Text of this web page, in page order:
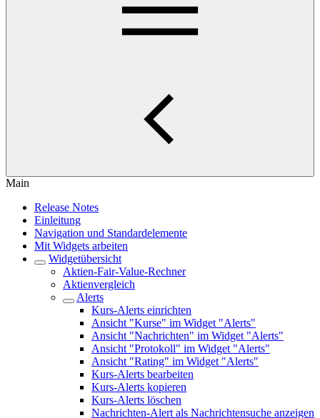
Main
Release Notes
Einleitung
Navigation und Standardelemente
Mit Widgets arbeiten
Widgetübersicht
Aktien-Fair-Value-Rechner
Aktienvergleich
Alerts
Kurs-Alerts einrichten
Ansicht "Kurse" im Widget "Alerts"
Ansicht "Nachrichten" im Widget "Alerts"
Ansicht "Protokoll" im Widget "Alerts"
Ansicht "Rating" im Widget "Alerts"
Kurs-Alerts bearbeiten
Kurs-Alerts kopieren
Kurs-Alerts löschen
Nachrichten-Alert als Nachrichtensuche anzeigen